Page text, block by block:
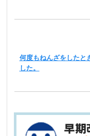
何度もねんざをしたと
した。